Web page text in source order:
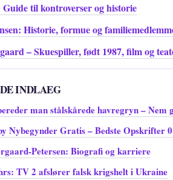
til kontroverser og historie
Historie, formue og
– Skuespiller, født 1987, film og
INDLAEG
man stålskårede havregryn – Nem
Nybegynder Gratis – Bedste Opskrifter
Petersen: Biografi og karriere
TV 2 afslører falsk krigshelt i Ukraine